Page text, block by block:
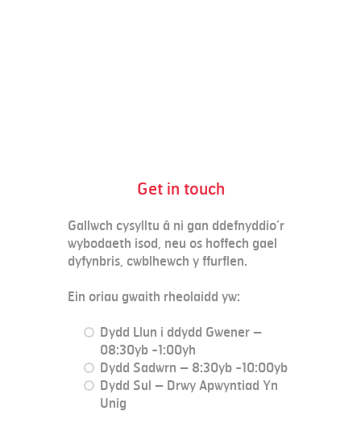
Get in touch
Gallwch cysylltu â ni gan ddefnyddio’r
wybodaeth isod, neu os hoffech gael
dyfynbris, cwblhewch y ffurflen.
Ein oriau gwaith rheolaidd yw:
Dydd Llun i ddydd Gwener –
08:30yb -1:00yh
Dydd Sadwrn – 8:30yb -10:00yb
Dydd Sul – Drwy Apwyntiad Yn
Unig